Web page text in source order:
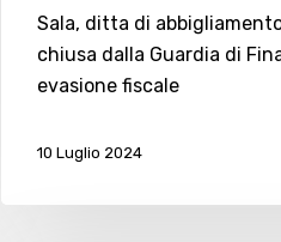
fiscaleSala, ditta di
chiusa dalla Guardia di
evasione fiscale
10 Luglio 2024